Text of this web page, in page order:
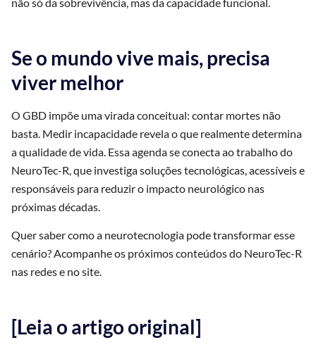
Se o mundo vive mais, precisa
viver melhor
O GBD impõe uma virada conceitual: contar mortes não
basta. Medir incapacidade revela o que realmente determina
a qualidade de vida. Essa agenda se conecta ao trabalho do
NeuroTec-R, que investiga soluções tecnológicas, acessíveis e
responsáveis para reduzir o impacto neurológico nas
próximas décadas.
Quer saber como a neurotecnologia pode transformar esse
cenário? Acompanhe os próximos conteúdos do NeuroTec-R
nas redes e no site.
[Leia o artigo original]